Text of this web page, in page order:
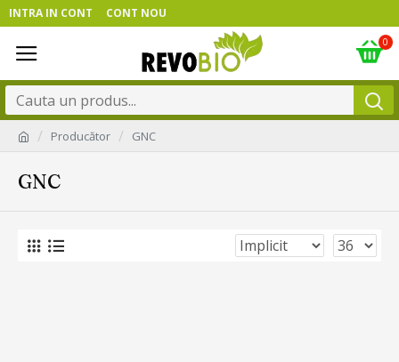
INTRA IN CONT CONT NOU
0
Producător GNC
GNC